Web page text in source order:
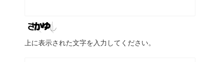
上に表示された文字を入力してください。